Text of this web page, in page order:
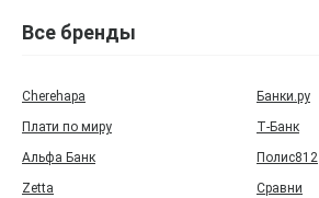
Все бренды
Cherehapa
Банки.ру
Плати по миру
Т‑Банк
Альфа Банк
Полис812
Zetta
Сравни